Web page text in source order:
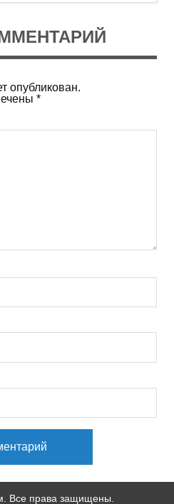
опубликован.
*
Все права защищены.